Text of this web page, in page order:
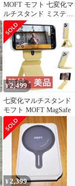
MOFT モフト 七変化マ
ルチスタンド ミスティ
グレー
¥2,499
七変化マルチスタンド
モフト MOFT MagSafe
¥ 2,399